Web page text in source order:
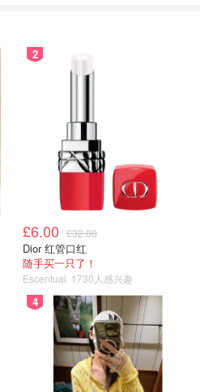
2
£6.00 £32.00
Dior 红管口红
随手买一只了！
Escentual 1730人感兴趣
4